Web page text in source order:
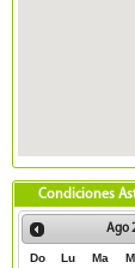
Condiciones
Ago
Do Lu Ma